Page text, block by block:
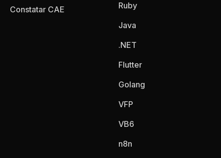
Constatar CAE
Ruby
Java
.NET
Flutter
Golang
VFP
VB6
n8n